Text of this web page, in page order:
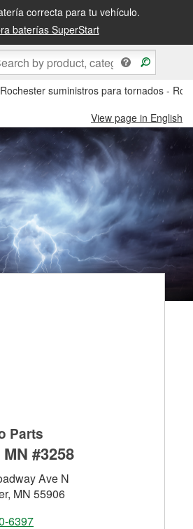
correcta para tu vehículo.
baterías SuperStart
Rochester suministros para tornados -
View page in English
Parts
#3258
Ave N
MN 55906
6397